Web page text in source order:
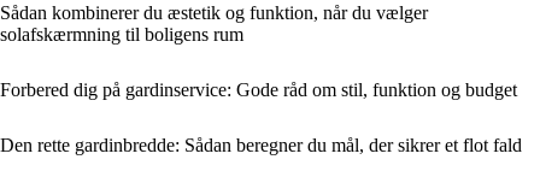
Sådan kombinerer du æstetik og funktion, når du vælger
solafskærmning til boligens rum
Forbered dig på gardinservice: Gode råd om stil, funktion og budget
Den rette gardinbredde: Sådan beregner du mål, der sikrer et flot fald